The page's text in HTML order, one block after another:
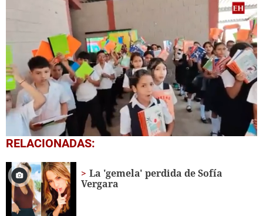
0
seconds
1
minute,
56
seconds
RELACIONADAS:
La 'gemela' perdida de Sofía
Vergara